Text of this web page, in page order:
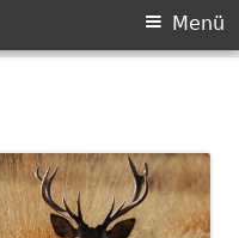
Menü